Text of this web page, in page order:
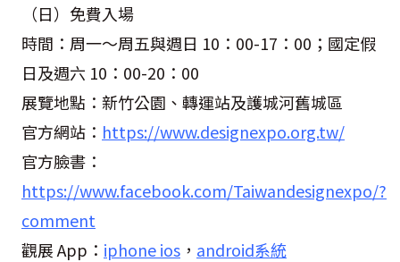
（日）免費入場
時間：周一～周五與週日 10 ： 00-17 ： 00； 國定假
日及週六 10 ： 00-20 ： 00
展覽地點：新竹公園、轉運站及護城河舊城區
官方網站： https://www.designexpo.org.tw/
官方臉書：
https://www.facebook.com/Taiwandesignexpo/?
comment
觀展App ： iphone ios ， android系統